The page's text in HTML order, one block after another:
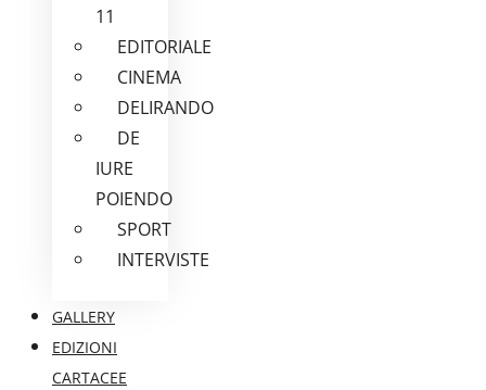
11
EDITORIALE
CINEMA
DELIRANDO
DE
IURE
POIENDO
SPORT
INTERVISTE
GALLERY
EDIZIONI
CARTACEE